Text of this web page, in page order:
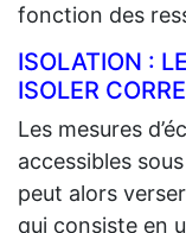
fonction des
ISOLATION :
ISOLER
Les mesures
accessibles
peut alors
qui consiste en